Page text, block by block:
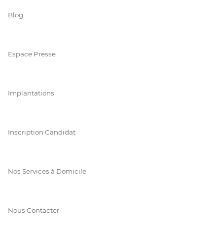
Blog
Espace Presse
Implantations
Inscription Candidat
Nos Services à Domicile
Nous Contacter